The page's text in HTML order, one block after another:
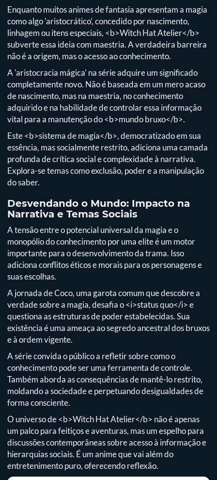
Enquanto muitos animes de fantasia apresentam a magia
como algo 'aristocrático', concedido por nascimento,
linhagem ou itens especiais, <b>Witch Hat Atelier</b>
subverte essa ideia com maestria. A verdadeira barreira
não é a origem, mas o acesso ao conhecimento.
A 'aristocracia mágica' na série adquire um significado
completamente novo. Não é baseada em um mero acaso
de nascimento, mas na maestria, no conhecimento
adquirido e na habilidade de controlar essa informação
vital para a manutenção do <b>mundo bruxo</b>.
Este <b>sistema de magia</b>, democratizado em sua
essência, mas socialmente restrito, adiciona uma camada
profunda de crítica social e complexidade à narrativa.
Explora-se temas como exclusão, poder e a manipulação
do saber.
Desvendando o Mundo: Impacto na
Narrativa e Temas Sociais
A tensão entre o potencial universal da magia e o
monopólio do conhecimento por uma elite é um motor
importante para o desenvolvimento da trama. Isso
adiciona conflitos éticos e morais para os personagens e
suas escolhas.
A jornada de Coco, uma garota comum que descobre a
verdade sobre a magia, desafia o <i>status quo</i> e
questiona as estruturas de poder estabelecidas. Sua
existência é uma ameaça ao segredo ancestral dos bruxos
e à ordem vigente.
A série convida o público a refletir sobre como o
conhecimento pode ser uma ferramenta de controle.
Também aborda as consequências de mantê-lo restrito,
moldando a sociedade e perpetuando desigualdades de
forma consciente.
O universo de <b>Witch Hat Atelier</b> não é apenas
um palco para feitiços e aventuras, mas um espelho para
discussões contemporâneas sobre acesso à informação e
hierarquias sociais. É um anime que vai além do
entretenimento puro, oferecendo reflexão.